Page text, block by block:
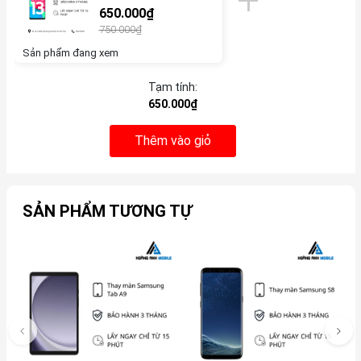
M13
650.000₫
750.000₫
Sản phẩm đang xem
Tạm tính:
650.000₫
Thêm vào giỏ
SẢN PHẨM TƯƠNG TỰ